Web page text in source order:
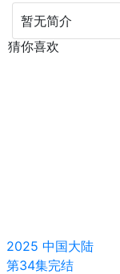
暂无简介
猜你喜欢
2025 中国大陆
第34集完结